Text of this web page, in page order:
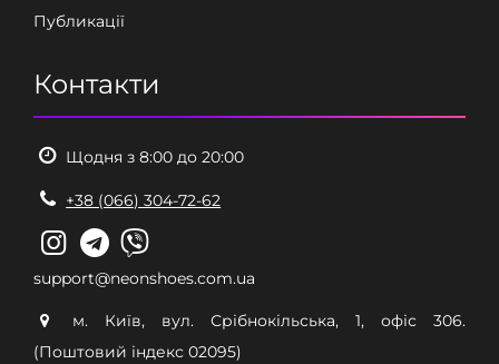
Публикації
Контакти
Щодня з 8:00 до 20:00
+38 (066) 304-72-62
support@neonshoes.com.ua
м. Київ, вул. Срібнокільська, 1, офіс 306.
(Поштовий індекс 02095)